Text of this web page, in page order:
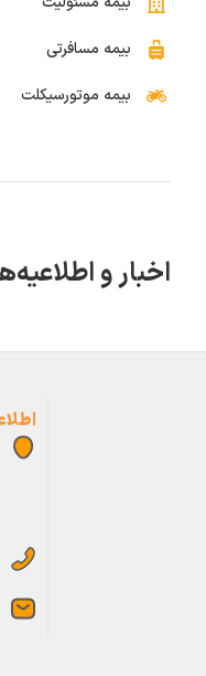
بیمه مسافرتی
بیمه موتورسیکلت
اخبار و